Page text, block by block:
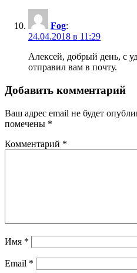
Fog:
24.04.2018 в 11:29
Алексей, добрый день, с
отправил вам в почту.
Добавить комментарий
Ваш адрес email не будет
помечены *
Комментарий *
Имя *
Email *